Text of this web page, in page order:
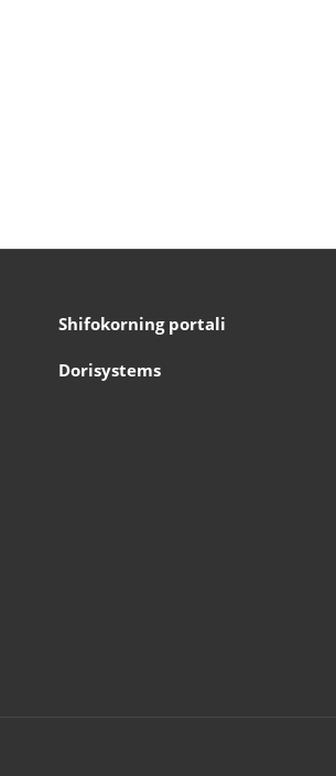
Shifokorning portali
Dorisystems